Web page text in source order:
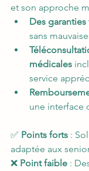
et son approche
Des
sans
médicales
service
une interface
✅ Points forts :
adaptée aux
❌ Point faible :